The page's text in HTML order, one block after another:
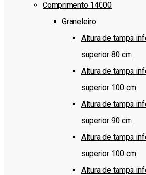
Comprimento 14000
Graneleiro
Altura de tampa
superior 80 cm
Altura de tampa
superior 100 cm
Altura de tampa
superior 90 cm
Altura de tampa
superior 100 cm
Altura de tampa